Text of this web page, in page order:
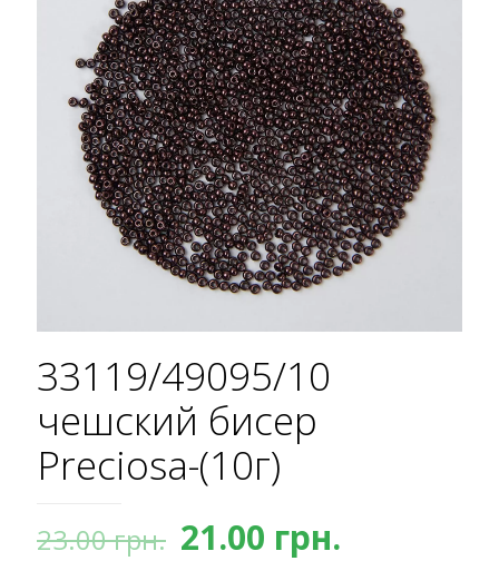
33119/49095/10
чешский бисер
Preciosa-(10г)
23.00грн. Первоначальная
21.00 грн.